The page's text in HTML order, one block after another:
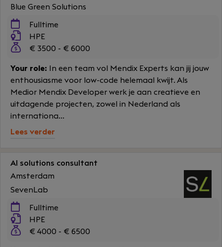
Blue Green Solutions
Fulltime
HPE
€ 3500 - € 6000
Your role: In een team vol Mendix Experts kan jij jouw
enthousiasme voor low-code helemaal kwijt. Als
Medior Mendix Developer werk je aan creatieve en
uitdagende projecten, zowel in Nederland als
internationa...
Lees verder
AI solutions consultant
Amsterdam
SevenLab
Fulltime
HPE
€ 4000 - € 6500